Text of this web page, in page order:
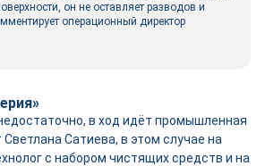
он не оставляет разводов и
операционный директор
в ход идёт промышленная
Сатиева, в этом случае на
с набором чистящих средств и на